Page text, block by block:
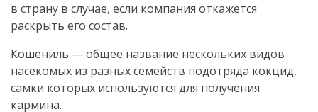
в страну в случае, если компания откажется
раскрыть его состав.
Кошениль — общее название нескольких видов
насекомых из разных семейств подотряда кокцид,
самки которых используются для получения
кармина.